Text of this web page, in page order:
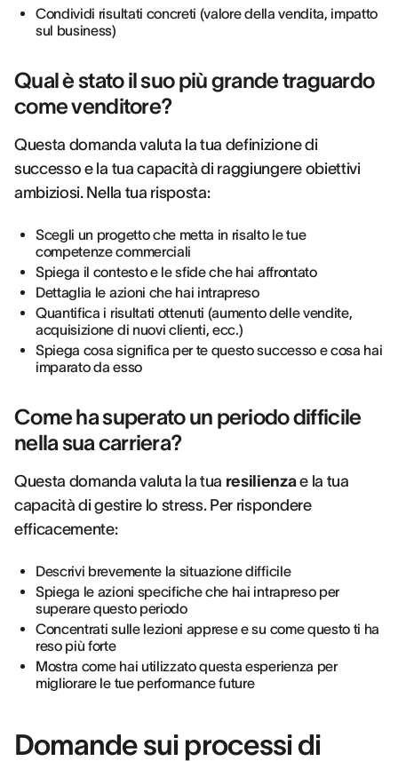
Condividi risultati concreti (valore della vendita, impatto
sul business)
Qual è stato il suo più grande traguardo
come venditore?
Questa domanda valuta la tua definizione di
successo e la tua capacità di raggiungere obiettivi
ambiziosi. Nella tua risposta:
Scegli un progetto che metta in risalto le tue
competenze commerciali
Spiega il contesto e le sfide che hai affrontato
Dettaglia le azioni che hai intrapreso
Quantifica i risultati ottenuti (aumento delle vendite,
acquisizione di nuovi clienti, ecc.)
Spiega cosa significa per te questo successo e cosa hai
imparato da esso
Come ha superato un periodo difficile
nella sua carriera?
Questa domanda valuta la tua resilienzae la tua
capacità di gestire lo stress. Per rispondere
efficacemente:
Descrivi brevemente la situazione difficile
Spiega le azioni specifiche che hai intrapreso per
superare questo periodo
Concentrati sulle lezioni apprese e su come questo ti ha
reso più forte
Mostra come hai utilizzato questa esperienza per
migliorare le tue performance future
Domande sui processi di